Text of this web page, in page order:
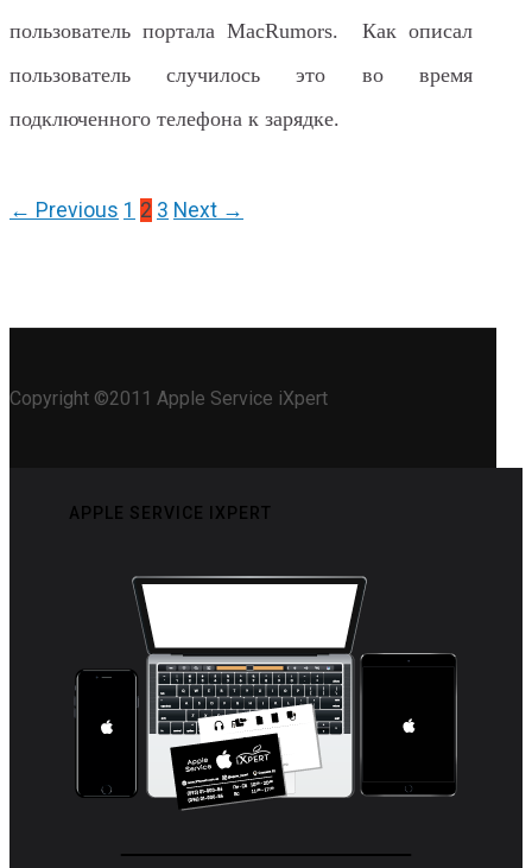
пользователь портала MacRumors. Как описал
пользователь случилось это во время
подключенного телефона к зарядке.
← Previous 1 2 3 Next →
Copyright ©2011 Apple Service iXpert
APPLE SERVICE IXPERT